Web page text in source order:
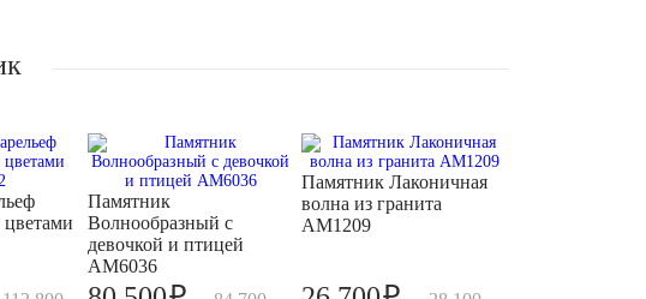
Памятник
Волнообразный с
девочкой и птицей
AM6036
Памятник Лаконичная
волна из гранита
AM1209